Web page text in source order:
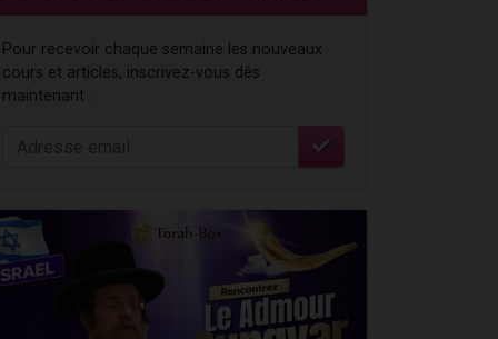
Pour recevoir chaque semaine les nouveaux
cours et articles, inscrivez-vous dès
maintenant :